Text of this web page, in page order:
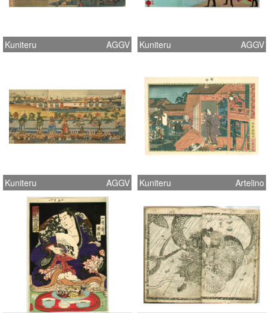
Kuniteru AGGV Kuniteru AGGV
Kuniteru AGGV Kuniteru Artelino